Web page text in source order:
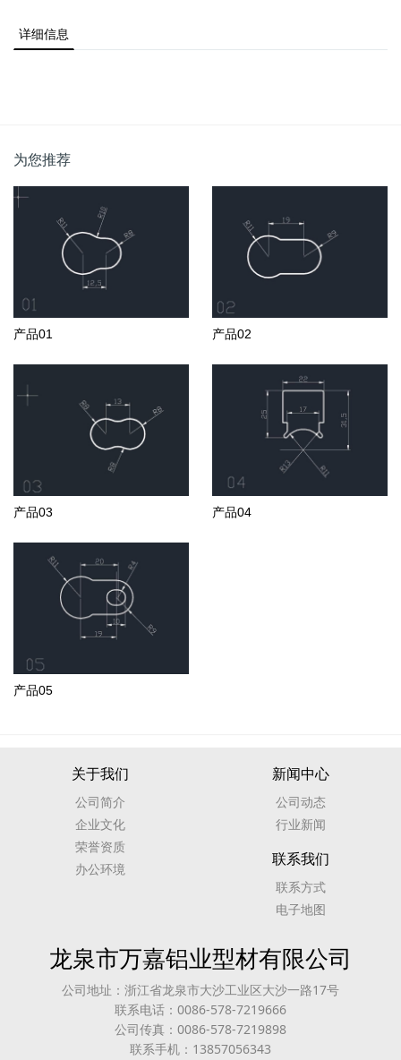
详细信息
为您推荐
产品01 产品02
产品03 产品04
产品05
关于我们
公司简介
企业文化
荣誉资质
办公环境
新闻中心
公司动态
行业新闻
联系我们
联系方式
电子地图
龙泉市万嘉铝业型材有限公司
公司地址：浙江省龙泉市大沙工业区大沙一路17号
联系电话：0086-578-7219666
公司传真：0086-578-7219898
联系手机：13857056343